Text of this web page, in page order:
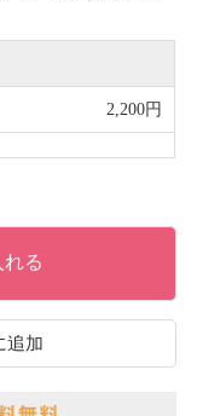
2,200円
る
追加